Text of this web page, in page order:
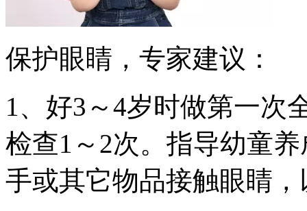
保护眼睛，专家建议：
1、好3～4岁时做第一次
检查1～2次。指导幼童
手或其它物品接触眼睛